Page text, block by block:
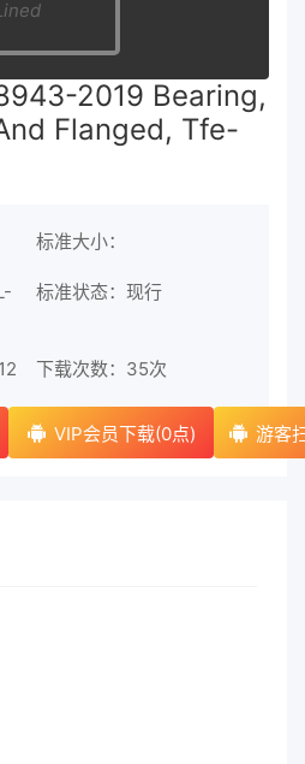
2019 Bearing,
Flanged, Tfe-
标准大小：
标准状态：现行
下载次数： 35次
VIP会员下载(0点) 游客